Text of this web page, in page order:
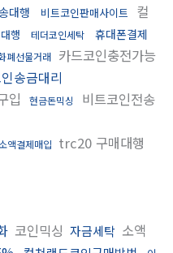
대행 비트코인판매사이트
컬
행 테더코인세탁
휴대폰결제
폐선물거래 카드코인충전가능
송금대리
입 현금돈믹싱
비트코인전송
액결제매입 trc20 구매대행
코인믹싱 자금세탁 소액